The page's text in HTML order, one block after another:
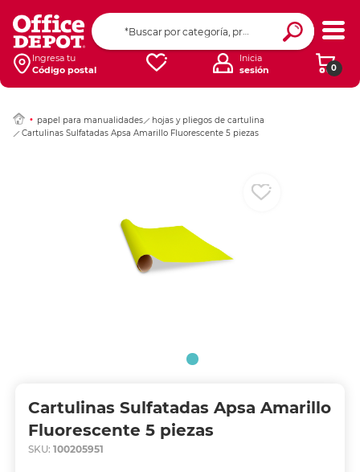
Ingresa tu
Código postal
0
Inicia
sesión
papel para manualidades
hojas y pliegos de cartulina
Cartulinas Sulfatadas Apsa Amarillo Fluorescente 5 piezas
Cartulinas Sulfatadas Apsa Amarillo
Fluorescente 5 piezas
SKU: 100205951
Ingresar Codigo